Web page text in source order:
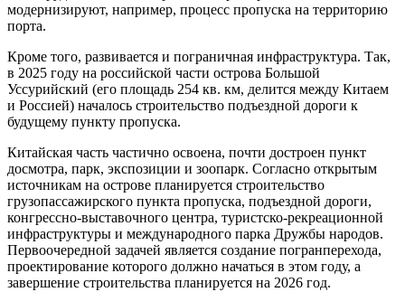
модернизируют, например, процесс пропуска на территорию
порта.
Кроме того, развивается и пограничная инфраструктура. Так,
в 2025 году на российской части острова Большой
Уссурийский (его площадь 254 кв. км, делится между Китаем
и Россией) началось строительство подъездной дороги к
будущему пункту пропуска.
Китайская часть частично освоена, почти достроен пункт
досмотра, парк, экспозиции и зоопарк. Согласно открытым
источникам на острове планируется строительство
грузопассажирского пункта пропуска, подъездной дороги,
конгрессно-выставочного центра, туристско-рекреационной
инфраструктуры и международного парка Дружбы народов.
Первоочередной задачей является создание погранперехода,
проектирование которого должно начаться в этом году, а
завершение строительства планируется на 2026 год.